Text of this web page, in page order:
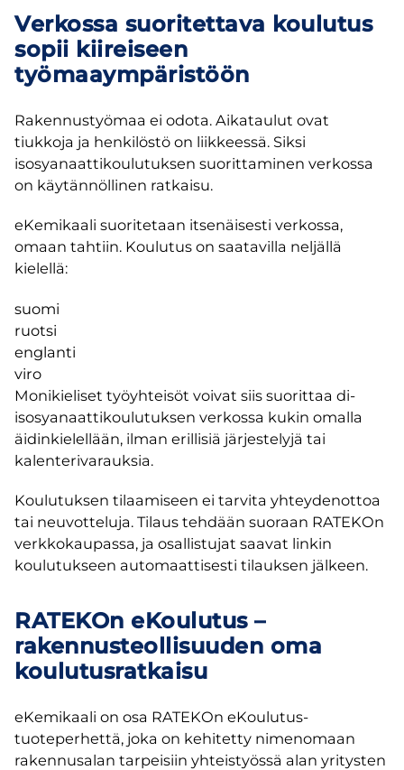
Verkossa suoritettava koulutus
sopii kiireiseen
työmaaympäristöön
Rakennustyömaa ei odota. Aikataulut ovat
tiukkoja ja henkilöstö on liikkeessä. Siksi
isosyanaattikoulutuksen suorittaminen verkossa
on käytännöllinen ratkaisu.
eKemikaali suoritetaan itsenäisesti verkossa,
omaan tahtiin. Koulutus on saatavilla neljällä
kielellä:
suomi
ruotsi
englanti
viro
Monikieliset työyhteisöt voivat siis suorittaa di-
isosyanaattikoulutuksen verkossa kukin omalla
äidinkielellään, ilman erillisiä järjestelyjä tai
kalenterivarauksia.
Koulutuksen tilaamiseen ei tarvita yhteydenottoa
tai neuvotteluja. Tilaus tehdään suoraan RATEKOn
verkkokaupassa, ja osallistujat saavat linkin
koulutukseen automaattisesti tilauksen jälkeen.
RATEKOn eKoulutus –
rakennusteollisuuden oma
koulutusratkaisu
eKemikaali on osa RATEKOn eKoulutus-
tuoteperhettä, joka on kehitetty nimenomaan
rakennusalan tarpeisiin yhteistyössä alan yritysten